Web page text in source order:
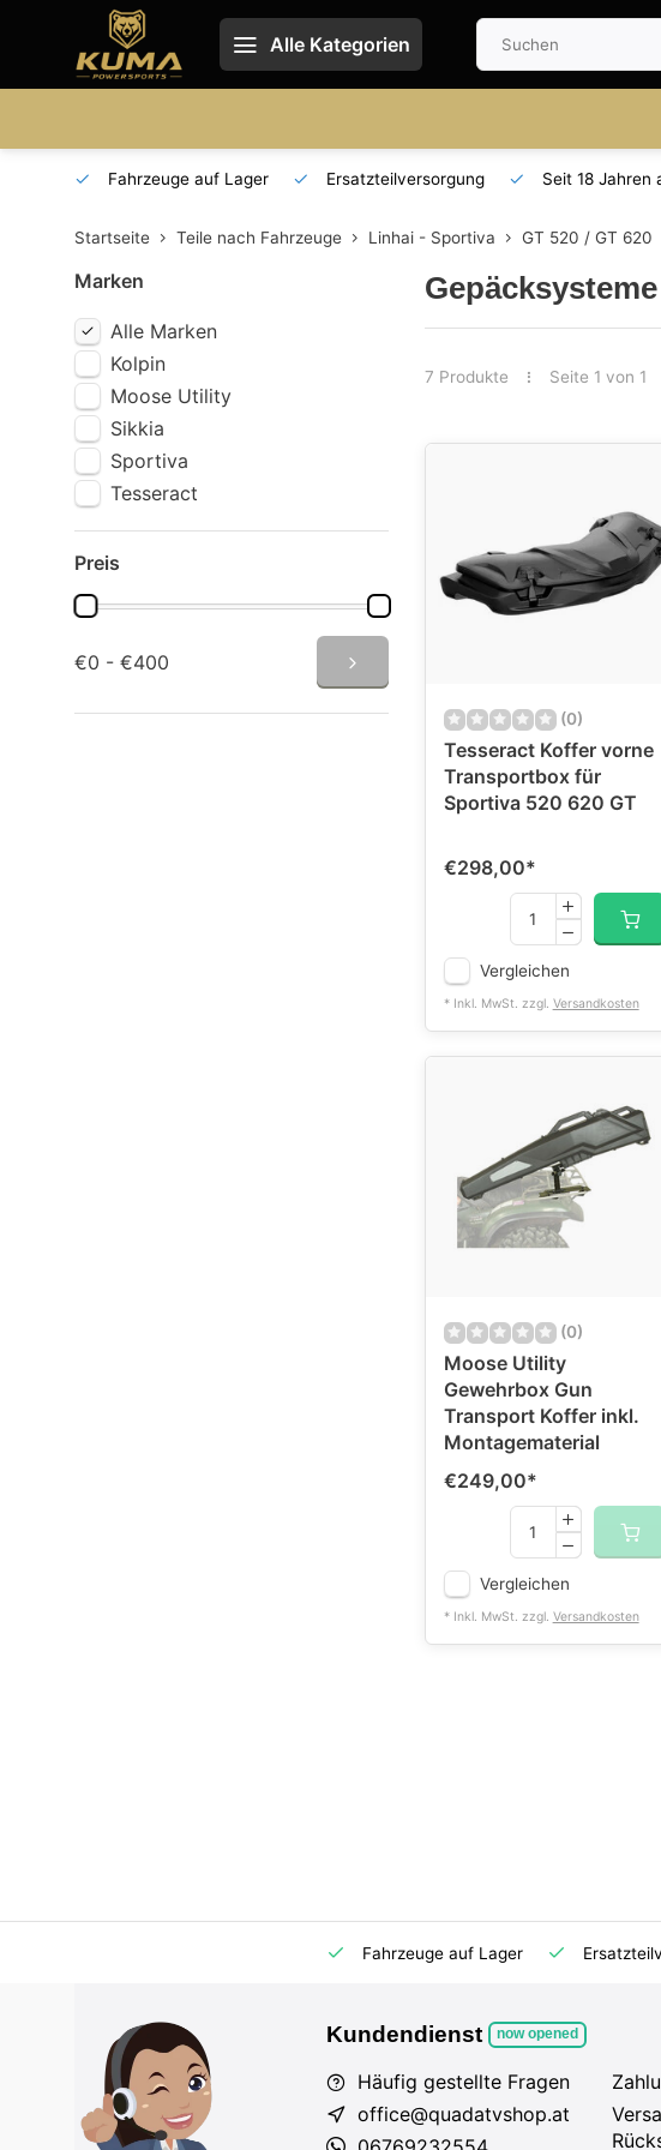
Alle Kategorien
Fahrzeuge auf Lager Ersatzteilversorgung Seit 18 Jahren
Startseite Teile nach Fahrzeuge Linhai - Sportiva GT 520 / GT 620
Marken
Alle Marken
Kolpin
Moose Utility
Sikkia
Sportiva
Tesseract
Preis
€0 - €400
Gepäcksysteme
7 Produkte Seite 1 von 1
(0)
Tesseract Koffer vorne
Transportbox für
Sportiva 520 620 GT
€298,00*
Vergleichen
* Inkl. MwSt. zzgl. Versandkosten
(0)
Moose Utility
Gewehrbox Gun
Transport Koffer inkl.
Montagematerial
€249,00*
Vergleichen
* Inkl. MwSt. zzgl. Versandkosten
Fahrzeuge auf Lager
Kundendienst now opened
Häufig gestellte Fragen
office@quadatvshop.at